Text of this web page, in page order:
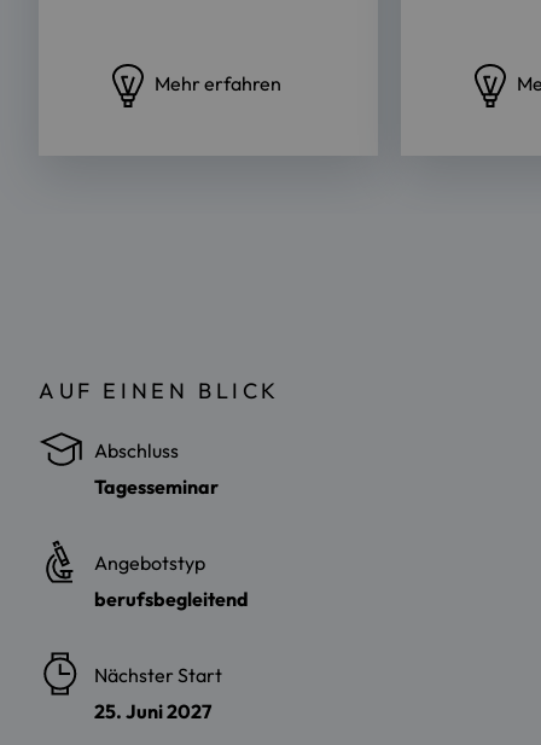
Mehr erfahren
AUF EINEN BLICK
Abschluss
Tagesseminar
Angebotstyp
berufsbegleitend
Nächster Start
25. Juni 2027